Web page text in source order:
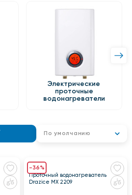
Электрические
проточные
водонагреватели
По умолчанию
-36%
Проточный водонагреватель
Drazice MX 2209